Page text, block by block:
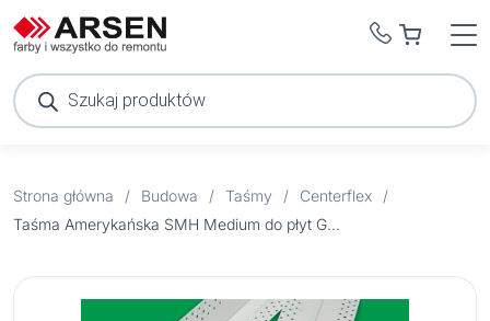
Wyszukiwarka
produktów
Strona główna / Budowa / Taśmy / Centerflex
/
Taśma Amerykańska SMH Medium do płyt G-K 20 MB